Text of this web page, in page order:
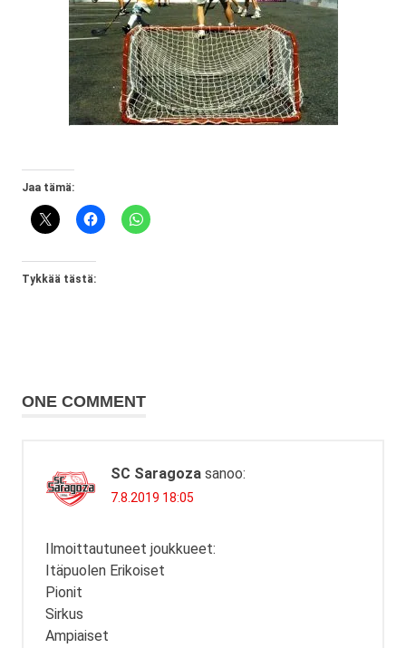
Jaa tämä:
Tykkää tästä:
ONE COMMENT
SC Saragoza sanoo:
7.8.2019 18:05
Ilmoittautuneet joukkueet:
Itäpuolen Erikoiset
Pionit
Sirkus
Ampiaiset